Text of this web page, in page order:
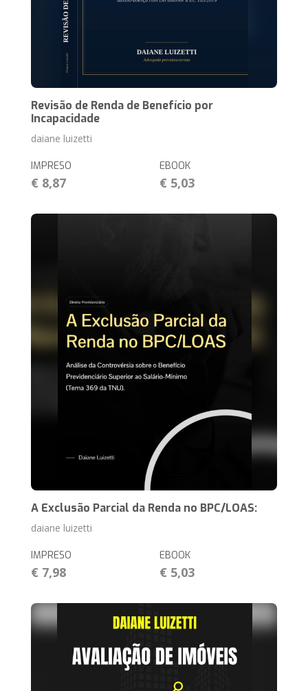
Revisão de Renda de Benefício por
Incapacidade
daiane luizetti
IMPRESO
€ 8,87
EBOOK
€ 5,03
A Exclusão Parcial da Renda no BPC/LOAS:
daiane luizetti
IMPRESO
€ 7,98
EBOOK
€ 5,03